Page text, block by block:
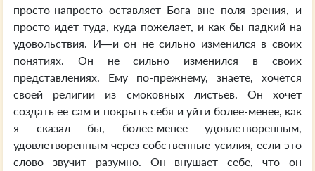
просто-напросто оставляет Бога вне поля зрения, и
просто идет туда, куда пожелает, и как бы падкий на
удовольствия. И—и он не сильно изменился в своих
понятиях. Он не сильно изменился в своих
представлениях. Ему по-прежнему, знаете, хочется
своей религии из смоковных листьев. Он хочет
создать ее сам и покрыть себя и уйти более-менее, как
я сказал бы, более-менее удовлетворенным,
удовлетворенным через собственные усилия, если это
слово звучит разумно. Он внушает себе, что он